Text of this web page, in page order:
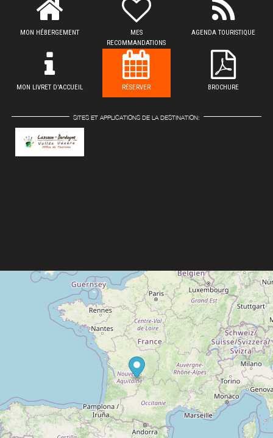
MON HÉBERGEMENT
MES
RECOMMANDATIONS
AGENDA TOURISTIQUE
MON LIVRET D'ACCUEIL RÉSERVER BROCHURE
SITES ET APPLICATIONS DE LA DESTINATION: